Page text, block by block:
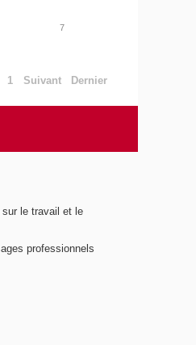
7
1 Suivant Dernier
sur le travail et le
professionnels